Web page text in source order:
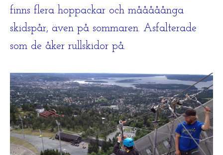
finns flera hoppackar och mååååånga
skidspår, även på sommaren. Asfalterade
som de åker rullskidor på.